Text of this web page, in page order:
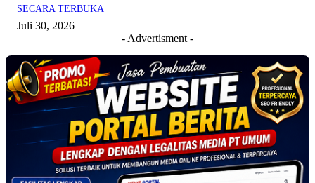
SECARA TERBUKA
Juli 30, 2026
- Advertisment -